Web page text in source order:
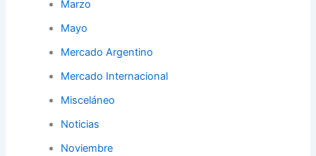
Marzo
Mayo
Mercado Argentino
Mercado Internacional
Misceláneo
Noticias
Noviembre